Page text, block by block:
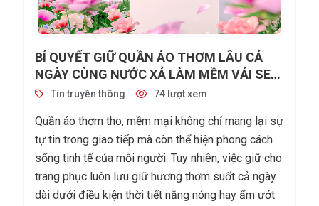
BÍ QUYẾT GIỮ QUẦN ÁO THƠM LÂU CẢ
NGÀY CÙNG NƯỚC XẢ LÀM MỀM VẢI SEN
HUYỀN BÍ HƯƠNG NƯỚC HOA
Tin truyền thông 74 lượt xem
Quần áo thơm tho, mềm mại không chỉ mang lại sự
tự tin trong giao tiếp mà còn thể hiện phong cách
sống tinh tế của mỗi người. Tuy nhiên, việc giữ cho
trang phục luôn lưu giữ hương thơm suốt cả ngày
dài dưới điều kiện thời tiết nắng nóng hay ẩm ướt